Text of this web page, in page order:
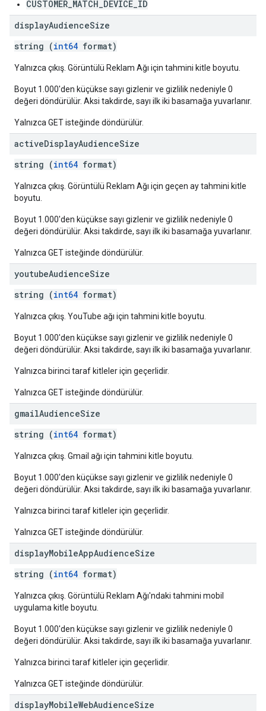
CUSTOMER_MATCH_DEVICE_ID
displayAudienceSize
string (int64 format)
Yalnızca çıkış. Görüntülü Reklam Ağı için tahmini kitle boyutu.
Boyut 1.000'den küçükse sayı gizlenir ve gizlilik nedeniyle 0
değeri döndürülür. Aksi takdirde, sayı ilk iki basamağa yuvarlanır.
Yalnızca GET isteğinde döndürülür.
activeDisplayAudienceSize
string (int64 format)
Yalnızca çıkış. Görüntülü Reklam Ağı için geçen ay tahmini kitle
boyutu.
Boyut 1.000'den küçükse sayı gizlenir ve gizlilik nedeniyle 0
değeri döndürülür. Aksi takdirde, sayı ilk iki basamağa yuvarlanır.
Yalnızca GET isteğinde döndürülür.
youtubeAudienceSize
string (int64 format)
Yalnızca çıkış. YouTube ağı için tahmini kitle boyutu.
Boyut 1.000'den küçükse sayı gizlenir ve gizlilik nedeniyle 0
değeri döndürülür. Aksi takdirde, sayı ilk iki basamağa yuvarlanır.
Yalnızca birinci taraf kitleler için geçerlidir.
Yalnızca GET isteğinde döndürülür.
gmailAudienceSize
string (int64 format)
Yalnızca çıkış. Gmail ağı için tahmini kitle boyutu.
Boyut 1.000'den küçükse sayı gizlenir ve gizlilik nedeniyle 0
değeri döndürülür. Aksi takdirde, sayı ilk iki basamağa yuvarlanır.
Yalnızca birinci taraf kitleler için geçerlidir.
Yalnızca GET isteğinde döndürülür.
displayMobileAppAudienceSize
string (int64 format)
Yalnızca çıkış. Görüntülü Reklam Ağı'ndaki tahmini mobil
uygulama kitle boyutu.
Boyut 1.000'den küçükse sayı gizlenir ve gizlilik nedeniyle 0
değeri döndürülür. Aksi takdirde, sayı ilk iki basamağa yuvarlanır.
Yalnızca birinci taraf kitleler için geçerlidir.
Yalnızca GET isteğinde döndürülür.
displayMobileWebAudienceSize